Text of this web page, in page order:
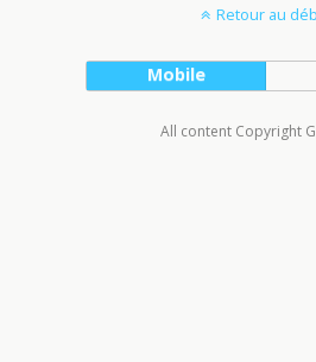
Retour au
Mobile
All content Copyright